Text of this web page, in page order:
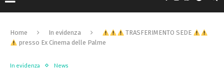
Home In evidenza
TRASFERIMENTO SEDE
presso Ex Cinema delle Palme
In evidenza News